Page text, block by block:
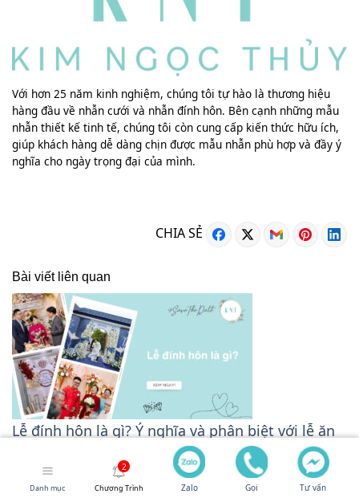
Với hơn 25 năm kinh nghiệm, chúng tôi tự hào là thương hiệu
hàng đầu về nhẫn cưới và nhẫn đính hôn. Bên cạnh những mẫu
nhẫn thiết kế tinh tế, chúng tôi còn cung cấp kiến thức hữu ích,
giúp khách hàng dễ dàng chịn được mẫu nhẫn phù hợp và đầy ý
nghĩa cho ngày trọng đại của mình.
CHIA SẺ
Bài viết liên quan
Lễ đính hôn là gì? Ý nghĩa và phân biệt với lễ ăn
MỤC LỤCMâm quả đám hỏi miền Nam là gì và vì sao
Danh mục Chương Trình Zalo Gọi Tư vấn